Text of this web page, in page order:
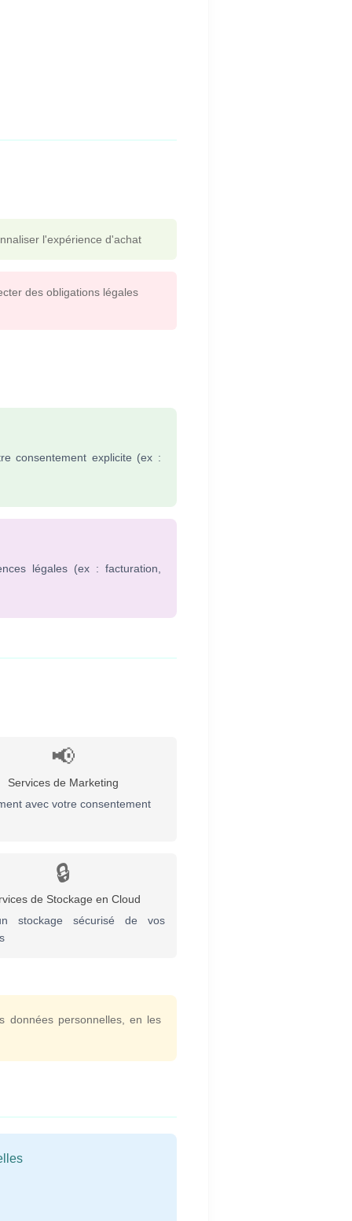
l'expérience d'achat
des obligations légales
consentement explicite (ex :
légales (ex : facturation,
📢
Services de Marketing
avec votre consentement
🔒
de Stockage en Cloud
stockage sécurisé de vos
données personnelles, en les